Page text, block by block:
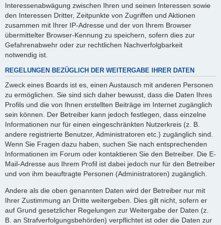
Interessenabwägung zwischen Ihren und seinen Interessen sowie
den Interessen Dritter, Zeitpunkte von Zugriffen und Aktionen
zusammen mit Ihrer IP-Adresse und der von Ihrem Browser
übermittelter Browser-Kennung zu speichern, sofern dies zur
Gefahrenabwehr oder zur rechtlichen Nachverfolgbarkeit
notwendig ist.
REGELUNGEN BEZÜGLICH DER WEITERGABE IHRER DATEN
Zweck eines Boards ist es, einen Austausch mit anderen Personen
zu ermöglichen. Sie sind sich daher bewusst, dass die Daten Ihres
Profils und die von Ihnen erstellten Beiträge im Internet zugänglich
sein können. Der Betreiber kann jedoch festlegen, dass einzelne
Informationen nur für einen eingeschränkten Nutzerkreis (z. B.
andere registrierte Benutzer, Administratoren etc.) zugänglich sind.
Wenn Sie Fragen dazu haben, suchen Sie nach entsprechenden
Informationen im Forum oder kontaktieren Sie den Betreiber. Die E-
Mail-Adresse aus Ihrem Profil ist dabei jedoch nur für den Betreiber
und von ihm beauftragte Personen (Administratoren) zugänglich.
Andere als die oben genannten Daten wird der Betreiber nur mit
Ihrer Zustimmung an Dritte weitergeben. Dies gilt nicht, sofern er
auf Grund gesetzlicher Regelungen zur Weitergabe der Daten (z.
B. an Strafverfolgungsbehörden) verpflichtet ist oder die Daten zur